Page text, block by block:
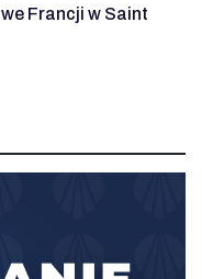
Francji w Saint